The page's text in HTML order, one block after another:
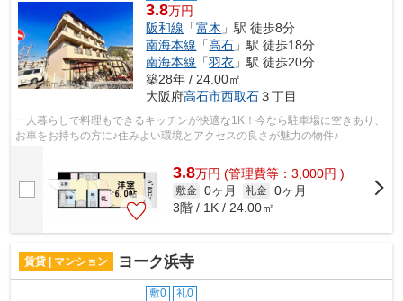
3.8万円
阪和線 「富木 」駅 徒歩8分
南海本線 「高石 」駅 徒歩18分
南海本線 「羽衣 」駅 徒歩20分
築28年 / 24.00㎡
大阪府高石市西取石３丁目
一人暮らしで料理もできるキッチンが快適な1K！今なら駐車場に空きあり、
お車をお持ちの方に♪住みよい環境とアクセスの良さが魅力の物件♪
3.8万円 (管理費等：3,000円 )
敷金 0ヶ月 礼金 0ヶ月
3階 / 1K / 24.00㎡
賃貸 | マンション ヨーク浜寺
敷0 礼0